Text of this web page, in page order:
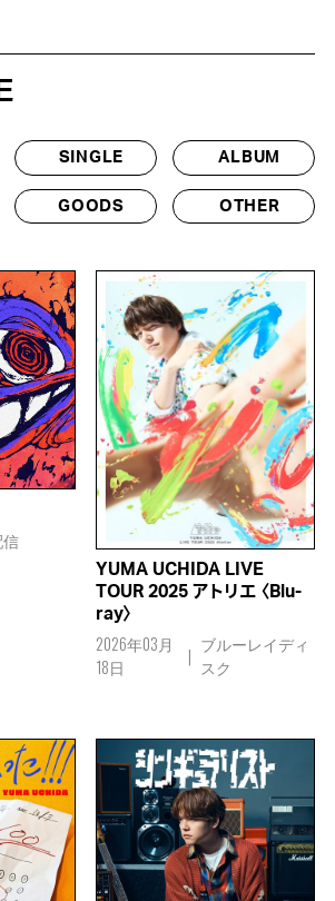
SINGLE ALBUM
GOODS OTHER
YUMA UCHIDA LIVE
TOUR 2025 アトリエ 〈Blu-
ray〉
2026年03月
18日
ブルーレイディ
スク